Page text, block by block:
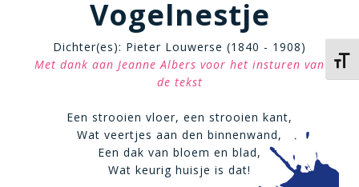
Vogelnestje
Dichter(es): Pieter Louwerse (1840 - 1908)
Met dank aan Jeanne Albers voor het insturen van
de tekst
Een strooien vloer, een strooien kant,
Wat veertjes aan den binnenwand,
Een dak van bloem en blad,
Wat keurig huisje is dat!